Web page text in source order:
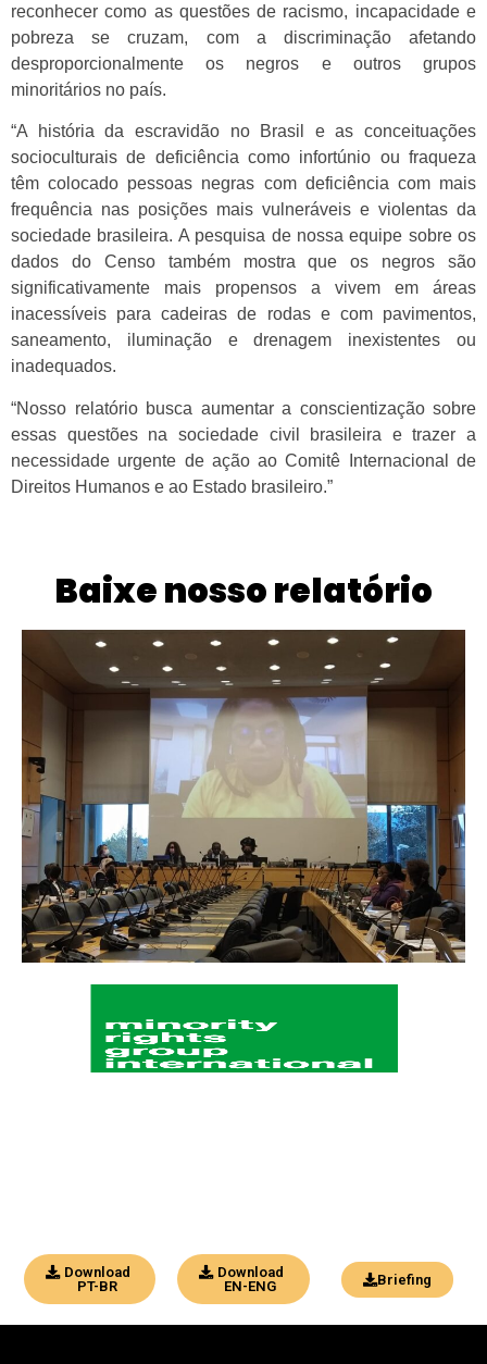
reconhecer como as questões de racismo, incapacidade e
pobreza se cruzam, com a discriminação afetando
desproporcionalmente os negros e outros grupos
minoritários no país.
“A história da escravidão no Brasil e as conceituações
socioculturais de deficiência como infortúnio ou fraqueza
têm colocado pessoas negras com deficiência com mais
frequência nas posições mais vulneráveis e violentas da
sociedade brasileira. A pesquisa de nossa equipe sobre os
dados do Censo também mostra que os negros são
significativamente mais propensos a vivem em áreas
inacessíveis para cadeiras de rodas e com pavimentos,
saneamento, iluminação e drenagem inexistentes ou
inadequados.
“Nosso relatório busca aumentar a conscientização sobre
essas questões na sociedade civil brasileira e trazer a
necessidade urgente de ação ao Comitê Internacional de
Direitos Humanos e ao Estado brasileiro.”
Baixe nosso relatório
Download
PT-BR
Download
EN-ENG
Briefing